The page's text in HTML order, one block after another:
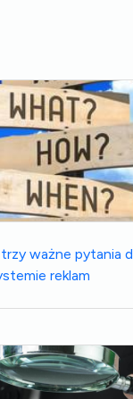
ważne pytania
reklam